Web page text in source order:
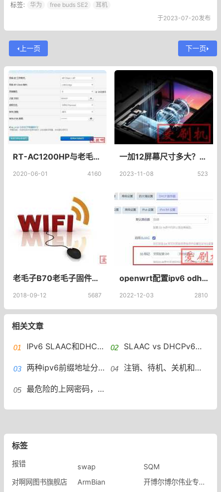
标签: 华为 free buds SE2
耳机
于2023-07-20发布
上一页 下一页
RT-AC1200HP与老毛子Padavan固件对比,支持华硕APP远程管理老毛子Padavan固件分享
2020-06-01 4160
一加12屏幕尺寸多大？是什么屏？有指纹识别吗？
2023-11-08 523
老毛子B70老毛子固件K2P剔除弱信号脚本命令开机自动运行实现路由器弱信号剔除命令
2018-09-12 5687
openwrt配置ipv6 odhcpd配置 RA报文DHCPv6有状态和无状态配置
2022-12-03 2810
相关文章
​IPv6 SLAAC和DHCPv6哪个更好？IPv6地址分配：SLAAC和DHCPv6 SLAAC vs DHCPv6：IPv6地址分配的选择 SLAAC和DHCPv6区别
两种ipv6前缀地址分配方式：无状态SLAAC和DHCPv6有什么不用 注销、待机、关机和休眠，这些状态有啥不同？
最危险的上网密码，有你正在用的么！
标签
报错 swap
SQM
对啊网图书旗舰店
ArmBian
开博尔博尔伟业专卖店